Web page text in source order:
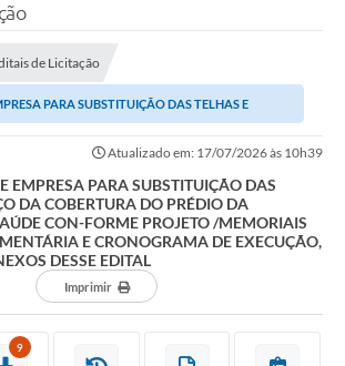
de Licitação
PARA SUBSTITUIÇÃO DAS TELHAS E
Atualizado em: 17/07/2026 às 10h39
EMPRESA PARA SUBSTITUIÇÃO DAS
DA COBERTURA DO PRÉDIO DA
CON-FORME PROJETO /MEMORIAIS
E CRONOGRAMA DE EXECUÇÃO,
DESSE EDITAL
Imprimir
9